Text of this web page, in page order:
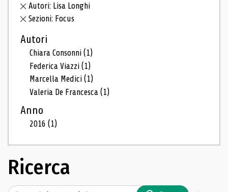
Autori: Lisa Longhi
Sezioni: Focus
Autori
Chiara Consonni(1)
Federica Viazzi(1)
Marcella Medici(1)
Valeria De Francesca(1)
Anno
2016(1)
Ricerca